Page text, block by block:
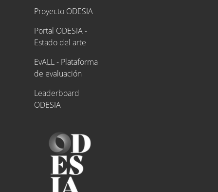
Proyecto ODESIA
Proyecto ODESIA
Portal ODESIA -
Estado del arte
EvALL - Plataforma
de evaluación
Leaderboard
ODESIA